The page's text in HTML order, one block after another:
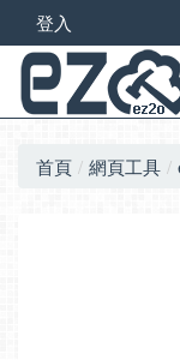
登入
首頁 網頁工具